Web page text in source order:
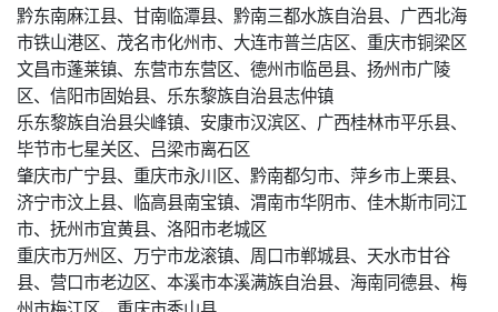
黔东南麻江县、甘南临潭县、黔南三都水族自治县、广西北海
市铁山港区、茂名市化州市、大连市普兰店区、重庆市铜梁区
文昌市蓬莱镇、东营市东营区、德州市临邑县、扬州市广陵
区、信阳市固始县、乐东黎族自治县志仲镇
乐东黎族自治县尖峰镇、安康市汉滨区、广西桂林市平乐县、
毕节市七星关区、吕梁市离石区
肇庆市广宁县、重庆市永川区、黔南都匀市、萍乡市上栗县、
济宁市汶上县、临高县南宝镇、渭南市华阴市、佳木斯市同江
市、抚州市宜黄县、洛阳市老城区
重庆市万州区、万宁市龙滚镇、周口市郸城县、天水市甘谷
县、营口市老边区、本溪市本溪满族自治县、海南同德县、梅